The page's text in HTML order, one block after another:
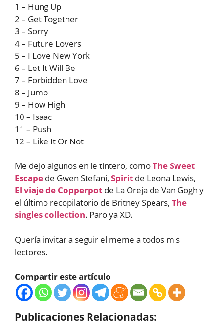
1 – Hung Up
2 – Get Together
3 – Sorry
4 – Future Lovers
5 – I Love New York
6 – Let It Will Be
7 – Forbidden Love
8 – Jump
9 – How High
10 – Isaac
11 – Push
12 – Like It Or Not
Me dejo algunos en le tintero, comoThe Sweet
Escape de Gwen Stefani, Spirit de Leona Lewis,
El viaje de Copperpot de La Oreja de Van Gogh y
el último recopilatorio de Britney Spears, The
singles collection. Paro ya XD.
Quería invitar a seguir el meme a todos mis
lectores.
Compartir este artículo
Publicaciones Relacionadas: